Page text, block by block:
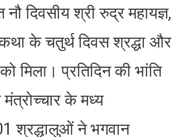
दिवसीय श्री रुद्र महायज्ञ,
के चतुर्थ दिवस श्रद्धा और
मिला। प्रतिदिन की भांति
के मध्य
श्रद्धालुओं ने भगवान